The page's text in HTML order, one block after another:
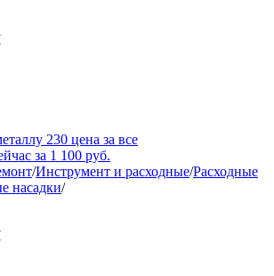
230 цена за все
за 1 100 руб.
/Инструмент и расходные/Расходные
насадки/